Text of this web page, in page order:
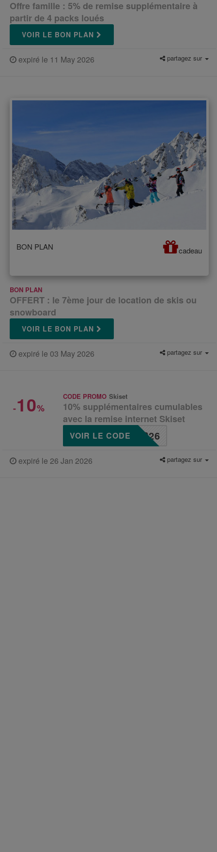
Offre famille : 5% de remise supplémentaire à
partir de 4 packs loués
VOIR LE BON PLAN
expiré le 11 May 2026 partagez sur
BON PLAN cadeau
BON PLAN
OFFERT : le 7ème jour de location de skis ou
snowboard
VOIR LE BON PLAN
expiré le 03 May 2026 partagez sur
-10%
CODE PROMO Skiset
10% supplémentaires cumulables
avec la remise internet Skiset
R26
VOIR LE CODE
expiré le 26 Jan 2026 partagez sur